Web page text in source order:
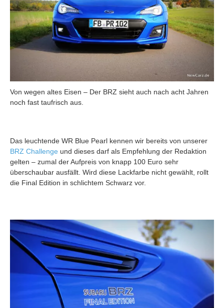
Von wegen altes Eisen – Der BRZ sieht auch nach acht Jahren
noch fast taufrisch aus.
Das leuchtende WR Blue Pearl kennen wir bereits von unserer
BRZ Challenge und dieses darf als Empfehlung der Redaktion
gelten – zumal der Aufpreis von knapp 100 Euro sehr
überschaubar ausfällt. Wird diese Lackfarbe nicht gewählt, rollt
die Final Edition in schlichtem Schwarz vor.